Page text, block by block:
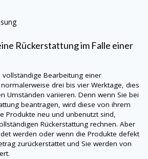
Rückerstattung im Falle einer
Bearbeitung einer
drei bis vier Werktage, dies
Umständen variieren. Denn wenn Sie bei
beantragen, wird diese von ihrem
Produkte neu und unbenutzt sind,
Rückerstattung rechnen. Aber
werden oder wenn die Produkte defekt
zurückerstattet und Sie werden von